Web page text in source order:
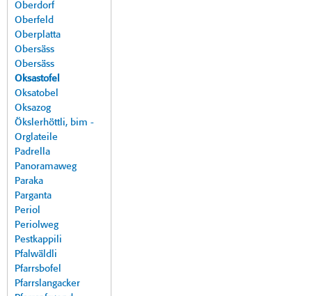
Oberdorf
Oberfeld
Oberplatta
Obersäss
Obersäss
Oksastofel
Oksatobel
Oksazog
Ökslerhöttli, bim -
Orglateile
Padrella
Panoramaweg
Paraka
Parganta
Periol
Periolweg
Pestkappili
Pfalwäldli
Pfarrsbofel
Pfarrslangacker